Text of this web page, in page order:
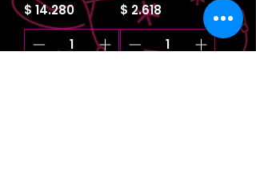
Precio
$ 14.280
Precio
$ 2.618